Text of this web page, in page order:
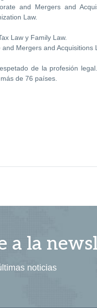
and Mergers and
Law.
Law y Family Law.
Mergers and Acquisitions
de la profesión
de 76 países.
a la
noticias